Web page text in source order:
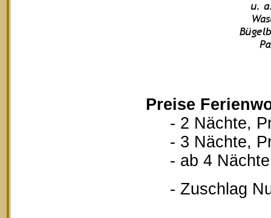
Preise
- 2 Nächte,
- 3 Nächte,
- ab 4 Nächte,
- Zuschlag